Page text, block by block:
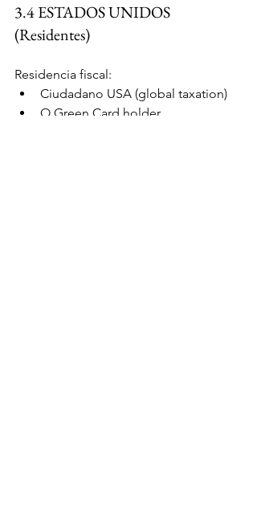
3.4 ESTADOS UNIDOS
(Residentes)
Residencia fiscal:
Ciudadano USA (global taxation)
O Green Card holder